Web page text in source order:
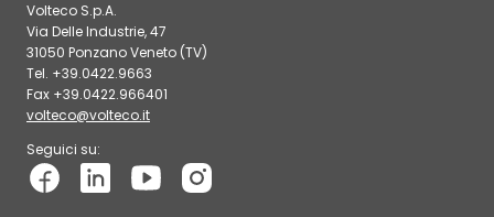
Volteco S.p.A.
Via Delle Industrie, 47
31050 Ponzano Veneto (TV)
Tel. +39.0422.9663
Fax +39.0422.966401
volteco@volteco.it
Seguici su: